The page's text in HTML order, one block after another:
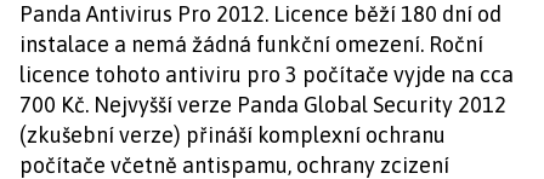
Panda Antivirus Pro 2012. Licence běží 180 dní od
instalace a nemá žádná funkční omezení. Roční
licence tohoto antiviru pro 3 počítače vyjde na cca
700 Kč. Nejvyšší verze Panda Global Security 2012
(zkušební verze) přináší komplexní ochranu
počítače včetně antispamu, ochrany zcizení